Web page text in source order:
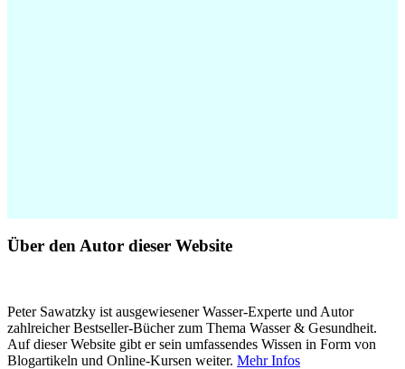
Über den Autor dieser Website
Peter Sawatzky ist ausgewiesener Wasser-Experte und Autor
zahlreicher Bestseller-Bücher zum Thema Wasser & Gesundheit.
Auf dieser Website gibt er sein umfassendes Wissen in Form von
Blogartikeln und Online-Kursen weiter. Mehr Infos